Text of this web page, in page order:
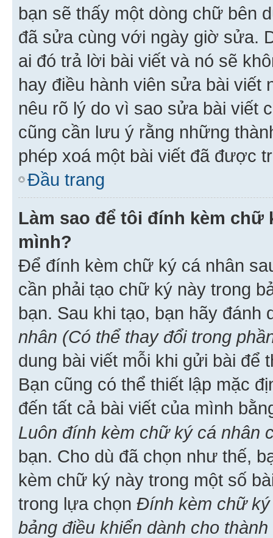
bạn sẽ thấy một dòng chữ bên
đã sửa cùng với ngày giờ sửa.
ai đó trả lời bài viết và nó sẽ
hay điều hành viên sửa bài viết
nêu rõ lý do vì sao sửa bài viết
cũng cần lưu ý rằng những
phép xoá một bài viết đã được
Đầu trang
Làm sao để tôi đính kèm chữ
mình?
Để đính kèm chữ ký cá nhân
cần phải tạo chữ ký này trong
bạn. Sau khi tạo, bạn hãy
nhân (Có thể thay đổi trong
dung bài viết mỗi khi gửi bài để
Bạn cũng có thể thiết lập mặc
đến tất cả bài viết của mình
Luôn đính kèm chữ ký cá nhân
bạn. Cho dù đã chọn như thế,
kèm chữ ký này trong một số
trong lựa chọn Đính kèm chữ
bảng điều khiển dành cho